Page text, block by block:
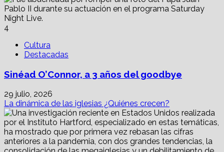
4
Cultura
Destacadas
Sinéad O’Connor, a 3 años del goodbye
29 julio, 2026
La dinámica de las iglesias ¿Quiénes crecen?